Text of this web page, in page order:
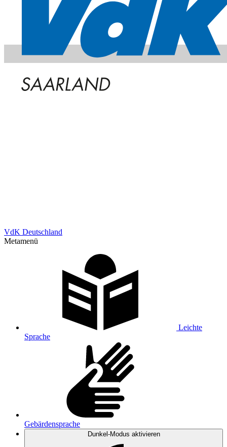
VdK Deutschland
Metamenü
Leichte
Sprache
Gebärdensprache
Dunkel-Modus aktivieren